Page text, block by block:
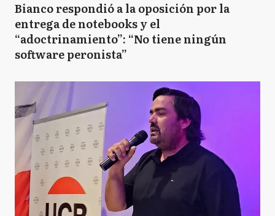
Bianco respondió a la oposición por la
entrega de notebooks y el
“adoctrinamiento”: “No tiene ningún
software peronista”